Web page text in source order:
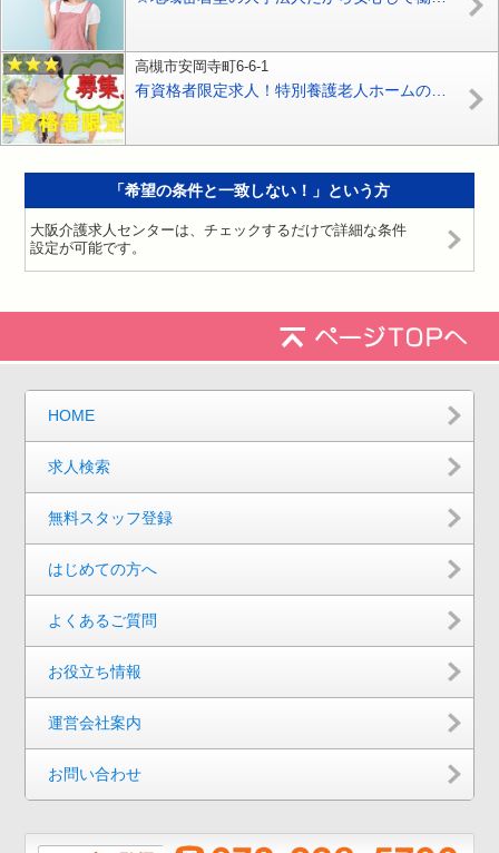
高槻市安岡寺町6-6-1
「希望の条件と一致しない！」という方
大阪介護求人センターは、チェックするだけで詳細な条件
設定が可能です。
HOME
求人検索
無料スタッフ登録
はじめての方へ
よくあるご質問
お役立ち情報
運営会社案内
お問い合わせ